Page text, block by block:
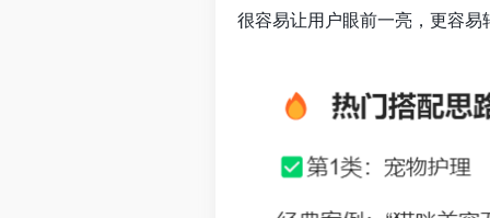
很容易让用户眼前一亮，更容易